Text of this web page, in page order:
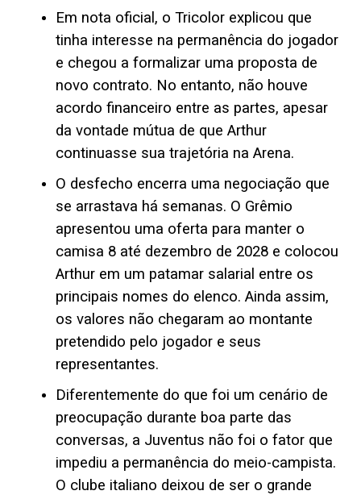
Em nota oficial, o Tricolor explicou que
tinha interesse na permanência do jogador
e chegou a formalizar uma proposta de
novo contrato. No entanto, não houve
acordo financeiro entre as partes, apesar
da vontade mútua de que Arthur
continuasse sua trajetória na Arena.
O desfecho encerra uma negociação que
se arrastava há semanas. O Grêmio
apresentou uma oferta para manter o
camisa 8 até dezembro de 2028 e colocou
Arthur em um patamar salarial entre os
principais nomes do elenco. Ainda assim,
os valores não chegaram ao montante
pretendido pelo jogador e seus
representantes.
Diferentemente do que foi um cenário de
preocupação durante boa parte das
conversas, a Juventus não foi o fator que
impediu a permanência do meio-campista.
O clube italiano deixou de ser o grande